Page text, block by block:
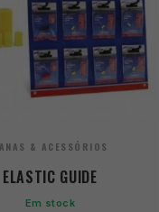
& ACESSÓRIOS
ELASTIC GUIDE
Em stock